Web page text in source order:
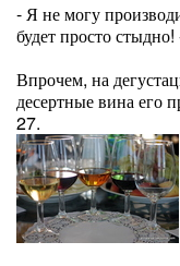
- Я не могу
будет просто
Впрочем, на
десертные вина его
27.